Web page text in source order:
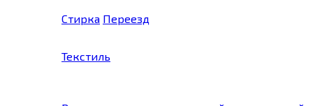
Стирка Переезд
Текстиль